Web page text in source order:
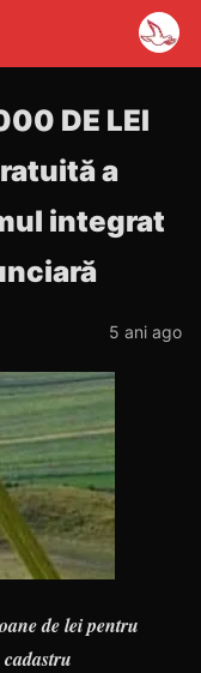
DE LEI
a
integrat
5 ani ago
de lei pentru